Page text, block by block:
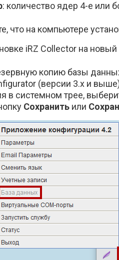
: количество ядер 4-е или
что на компьютере
iRZ Collector на
копию базы
(версии 3.х и
в системном трее,
Сохранитьили